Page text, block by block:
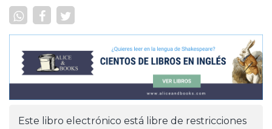
Este libro electrónico está libre de restricciones